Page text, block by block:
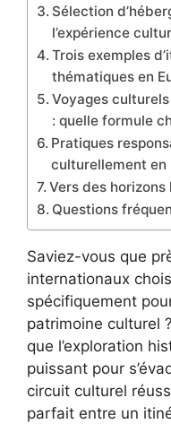
Sélection
l’expérience
Trois exemples
thématiques en
Voyages
: quelle formule
Pratiques
culturellement
Vers des
Questions
Saviez-vous que
internationaux
spécifiquement
patrimoine culturel
que l’exploration
puissant pour
circuit culturel
parfait entre un